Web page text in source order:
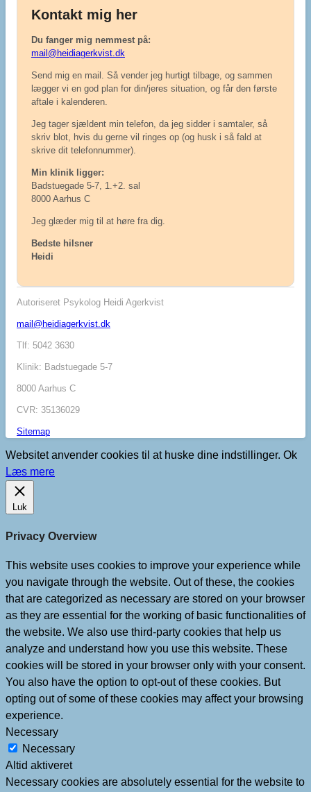
Kontakt mig her
Du fanger mig nemmest på:
mail@heidiagerkvist.dk
Send mig en mail. Så vender jeg hurtigt tilbage, og sammen
lægger vi en god plan for din/jeres situation, og får den første
aftale i kalenderen.
Jeg tager sjældent min telefon, da jeg sidder i samtaler, så
skriv blot, hvis du gerne vil ringes op (og husk i så fald at
skrive dit telefonnummer).
Min klinik ligger:
Badstuegade 5-7, 1.+2. sal
8000 Aarhus C
Jeg glæder mig til at høre fra dig.
Bedste hilsner
Heidi
Autoriseret Psykolog Heidi Agerkvist
mail@heidiagerkvist.dk
Tlf: 5042 3630
Klinik: Badstuegade 5-7
8000 Aarhus C
CVR: 35136029
Sitemap
Websitet anvender cookies til at huske dine indstillinger. Ok
Læs mere
Luk
Privacy Overview
This website uses cookies to improve your experience while
you navigate through the website. Out of these, the cookies
that are categorized as necessary are stored on your browser
as they are essential for the working of basic functionalities of
the website. We also use third-party cookies that help us
analyze and understand how you use this website. These
cookies will be stored in your browser only with your consent.
You also have the option to opt-out of these cookies. But
opting out of some of these cookies may affect your browsing
experience.
Necessary
Necessary
Altid aktiveret
Necessary cookies are absolutely essential for the website to